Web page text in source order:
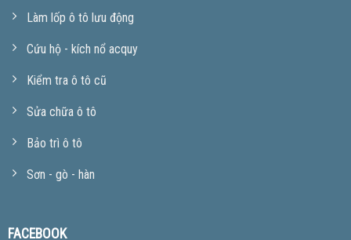
Làm lốp ô tô lưu động
Cứu hộ - kích nổ acquy
Kiểm tra ô tô cũ
Sửa chữa ô tô
Bảo trì ô tô
Sơn - gò - hàn
FACEBOOK